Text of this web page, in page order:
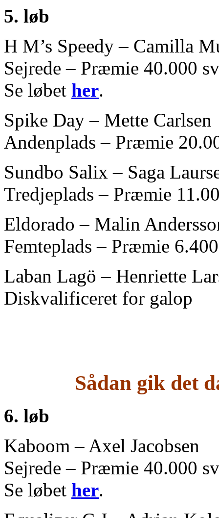
5. løb
H M’s Speedy – Camilla
Sejrede – Præmie 40.000
Se løbet her.
Spike Day – Mette Carlsen
Andenplads – Præmie
Sundbo Salix – Saga
Tredjeplads – Præmie
Eldorado – Malin
Femteplads – Præmie
Laban Lagö – Henriette
Diskvalificeret for galop
Sådan gik det
6. løb
Kaboom – Axel Jacobsen
Sejrede – Præmie 40.000
Se løbet her.